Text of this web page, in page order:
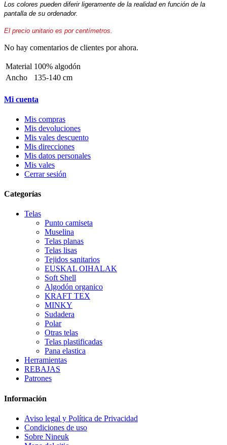
Los colores pueden diferir ligeramente de la realidad en función de la
pantalla de su ordenador.
El precio unitario es por centímetros.
No hay comentarios de clientes por ahora.
Material 100% algodón
Ancho
135-140 cm
Mi cuenta
Mis compras
Mis devoluciones
Mis vales descuento
Mis direcciones
Mis datos personales
Mis vales
Cerrar sesión
Categorías
Telas
Punto camiseta
Muselina
Telas planas
Telas lisas
Tejidos sanitarios
EUSKAL OIHALAK
Soft Shell
Algodón organico
KRAFT TEX
MINKY
Sudadera
Polar
Otras telas
Telas plastificadas
Pana elastica
Herramientas
REBAJAS
Patrones
Información
Aviso legal y Política de Privacidad
Condiciones de uso
Sobre Nineuk